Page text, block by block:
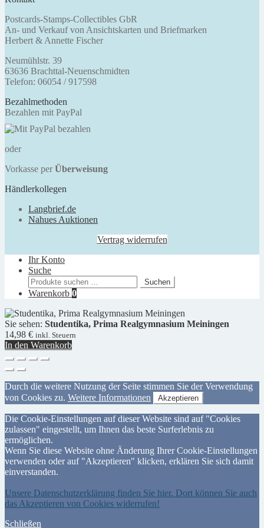
Postcards-Stamps-Collectibles GbR
An- und Verkauf von Ansichtskarten und Briefmarken
Herbert & Annette Fischer
Neumühlstr. 39
63636 Brachttal-Neuenschmidten
Telefon: 06054 / 917598
Bezahlmethoden
Bezahlen mit PayPal
oder
Vorkasse per Überweisung
Händlerkollegen
Langbrief.de
Nahues Auktionen
Vertrag widerrufen
Ihr Konto
Suche
Suchen
nach:
Suchen
Warenkorb 0
Sie sehen: Studentika, Prima Realgymnasium Meiningen
14,98 € inkl. Steuern
In den Warenkorb
Durch die weitere Nutzung der Seite stimmen Sie der Verwendung
von Cookies zu. Weitere Informationen Akzeptieren
Die Cookie-Einstellungen auf dieser Website sind auf "Cookies
zulassen" eingestellt, um Ihnen das beste Surferlebnis zu
ermöglichen.
Wenn Sie diese Website ohne Änderung Ihrer Cookie-Einstellungen
verwenden oder auf "Akzeptieren" klicken, erklären Sie sich damit
einverstanden.
Unsere Datenschutzerklärung finden Sie hier. Dort können Sie auch
das Akzeptieren von Cookies widerrufen!
Schließen